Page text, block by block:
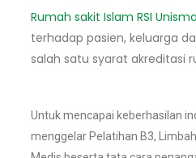
Rumah sakit Islam RSI Unisma
terhadap pasien, keluarga
salah satu syarat akreditasi
Untuk mencapai keberhasilan
menggelar Pelatihan B3,